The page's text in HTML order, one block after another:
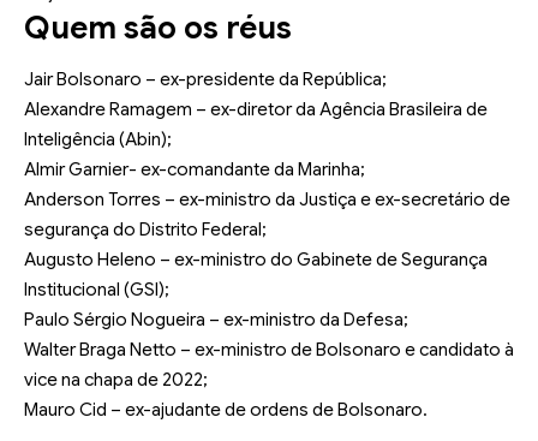
Quem são os réus
Jair Bolsonaro – ex-presidente da República;
Alexandre Ramagem – ex-diretor da Agência Brasileira de
Inteligência (Abin);
Almir Garnier- ex-comandante da Marinha;
Anderson Torres – ex-ministro da Justiça e ex-secretário de
segurança do Distrito Federal;
Augusto Heleno – ex-ministro do Gabinete de Segurança
Institucional (GSI);
Paulo Sérgio Nogueira – ex-ministro da Defesa;
Walter Braga Netto – ex-ministro de Bolsonaro e candidato à
vice na chapa de 2022;
Mauro Cid – ex-ajudante de ordens de Bolsonaro.